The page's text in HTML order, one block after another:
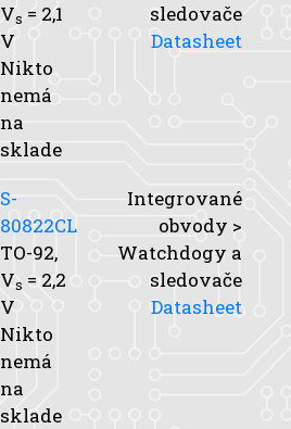
Vs = 2,1
V
Nikto
nemá
na
sklade
sledovače
Datasheet
S-
80822CL
TO-92,
Vs = 2,2
V
Nikto
nemá
na
sklade
Integrované
obvody >
Watchdogy a
sledovače
Datasheet